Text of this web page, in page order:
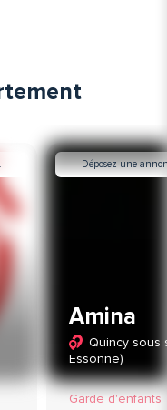
Déposez une
Amina
Quincy sous
Essonne)
Garde d'enfants